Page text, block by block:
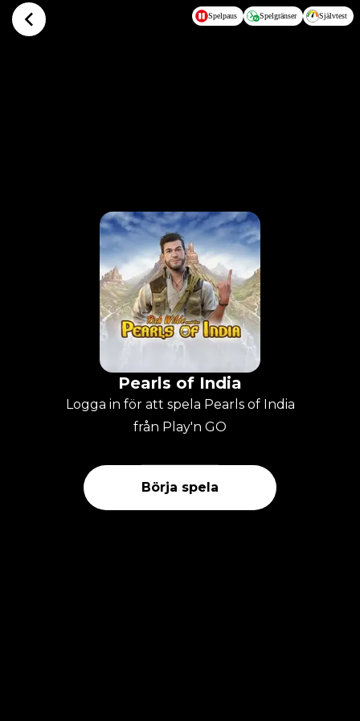
Hoppa till huvudinnehållet Spelpaus Spelgränser Självtest
Pearls of India
Logga in för att spela Pearls of India
från Play'n GO
Börja spela